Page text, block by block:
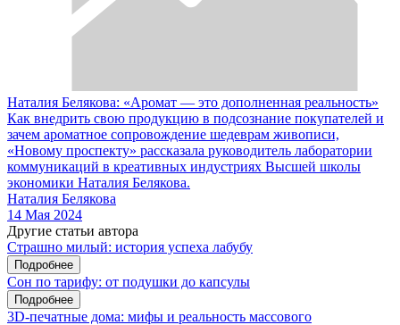
Наталия Белякова: «Аромат — это дополненная реальность»
Как внедрить свою продукцию в подсознание покупателей и
зачем ароматное сопровождение шедеврам живописи,
«Новому проспекту» рассказала руководитель лаборатории
коммуникаций в креативных индустриях Высшей школы
экономики Наталия Белякова.
Наталия Белякова
14 Мая 2024
Другие статьи автора
Страшно милый: история успеха лабубу
Подробнее
Сон по тарифу: от подушки до капсулы
Подробнее
3D-печатные дома: мифы и реальность массового